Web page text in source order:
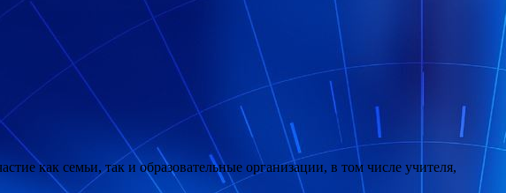
как семьи, так и образовательные организации, в том числе учителя,